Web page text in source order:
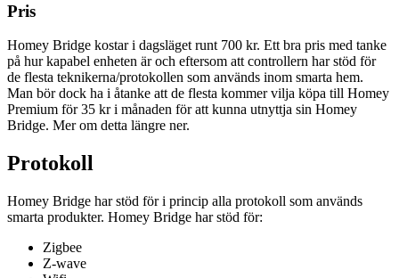
Pris
Homey Bridge kostar i dagsläget runt 700 kr. Ett bra pris med tanke
på hur kapabel enheten är och eftersom att controllern har stöd för
de flesta teknikerna/protokollen som används inom smarta hem.
Man bör dock ha i åtanke att de flesta kommer vilja köpa till Homey
Premium för 35 kr i månaden för att kunna utnyttja sin Homey
Bridge. Mer om detta längre ner.
Protokoll
Homey Bridge har stöd för i princip alla protokoll som används
smarta produkter. Homey Bridge har stöd för:
Zigbee
Z-wave